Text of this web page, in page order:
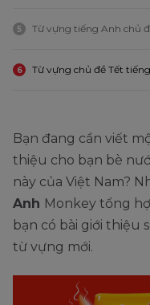
5 Từ vựng tiếng Anh chủ
6 Từ vựng chủ đề Tết
Bạn đang cần viết
thiệu cho bạn bè
này của Việt Nam?
Anh Monkey tổng
bạn có bài giới thiệu
từ vựng mới.